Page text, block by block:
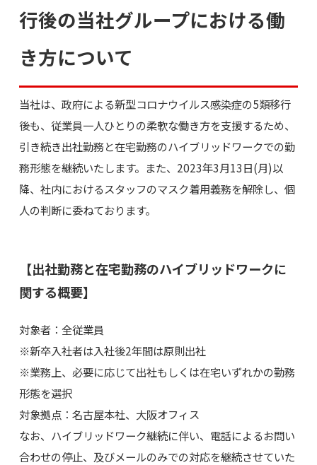
行後の当社グループにおける働
き方について
当社は、政府による新型コロナウイルス感染症の5類移行
後も、従業員一人ひとりの柔軟な働き方を支援するため、
引き続き出社勤務と在宅勤務のハイブリッドワークでの勤
務形態を継続いたします。また、2023年3月13日(月)以
降、社内におけるスタッフのマスク着用義務を解除し、個
人の判断に委ねております。
【出社勤務と在宅勤務のハイブリッドワークに
関する概要】
対象者：全従業員
※新卒入社者は入社後2年間は原則出社
※業務上、必要に応じて出社もしくは在宅いずれかの勤務
形態を選択
対象拠点：名古屋本社、大阪オフィス
なお、ハイブリッドワーク継続に伴い、電話によるお問い
合わせの停止、及びメールのみでの対応を継続させていた